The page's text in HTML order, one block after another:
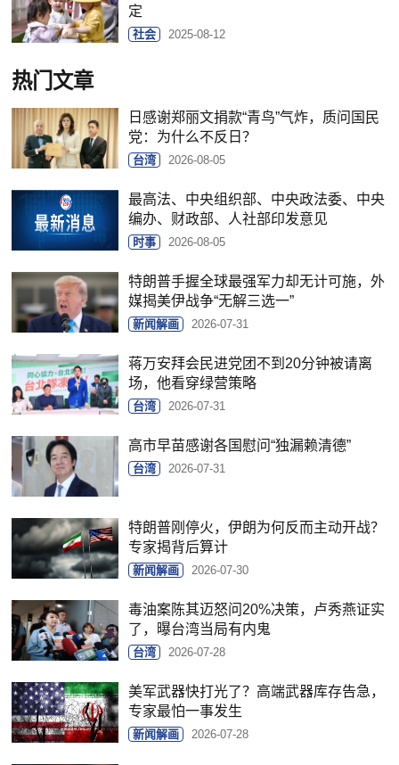
定
社会 2025-08-12
热门文章
日感谢郑丽文捐款“青鸟”气炸，质问国民
党：为什么不反日？
台湾 2026-08-05
最高法、中央组织部、中央政法委、中央
编办、财政部、人社部印发意见
时事 2026-08-05
特朗普手握全球最强军力却无计可施，外
媒揭美伊战争“无解三选一”
新闻解画 2026-07-31
蒋万安拜会民进党团不到20分钟被请离
场，他看穿绿营策略
台湾 2026-07-31
高市早苗感谢各国慰问“独漏赖清德”
台湾 2026-07-31
特朗普刚停火，伊朗为何反而主动开战？
专家揭背后算计
新闻解画 2026-07-30
毒油案陈其迈怒问20%决策，卢秀燕证实
了，曝台湾当局有内鬼
台湾 2026-07-28
美军武器快打光了？高端武器库存告急，
专家最怕一事发生
新闻解画 2026-07-28